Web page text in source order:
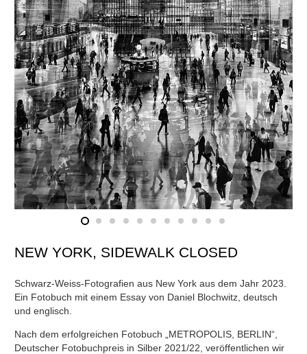
NEW YORK, SIDEWALK CLOSED
Schwarz-Weiss-Fotografien aus New York aus dem Jahr 2023.
Ein Fotobuch mit einem Essay von Daniel Blochwitz, deutsch
und englisch.
Nach dem erfolgreichen Fotobuch „METROPOLIS, BERLIN“,
Deutscher Fotobuchpreis in Silber 2021/22, veröffentlichen wir